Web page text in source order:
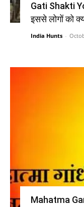
Gati Shakti
इससे लोगों को
India Hunts -
Mahatma